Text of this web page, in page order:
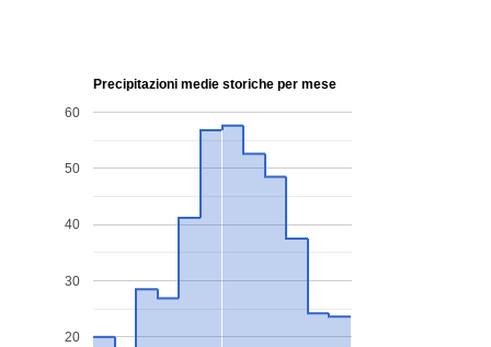
Precipitazioni medie storiche per mese
20
30
40
50
60